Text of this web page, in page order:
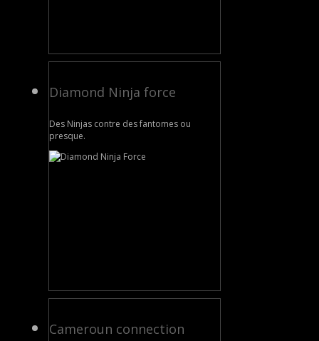
Diamond Ninja force
Des Ninjas contre des fantomes ou
presque.
Cameroun connection